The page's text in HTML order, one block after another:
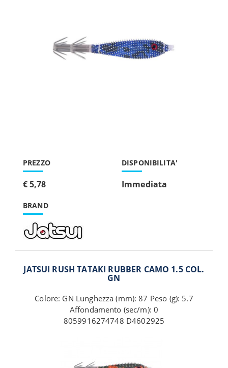
PREZZO
€ 5,78
BRAND
DISPONIBILITA'
Immediata
JATSUI RUSH TATAKI RUBBER CAMO 1.5 COL.
GN
Colore: GN Lunghezza (mm): 87 Peso (g): 5.7
Affondamento (sec/m): 0
8059916274748 D4602925